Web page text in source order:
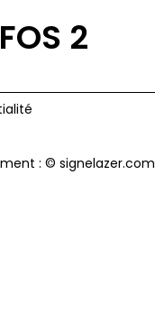
2
: © signelazer.com